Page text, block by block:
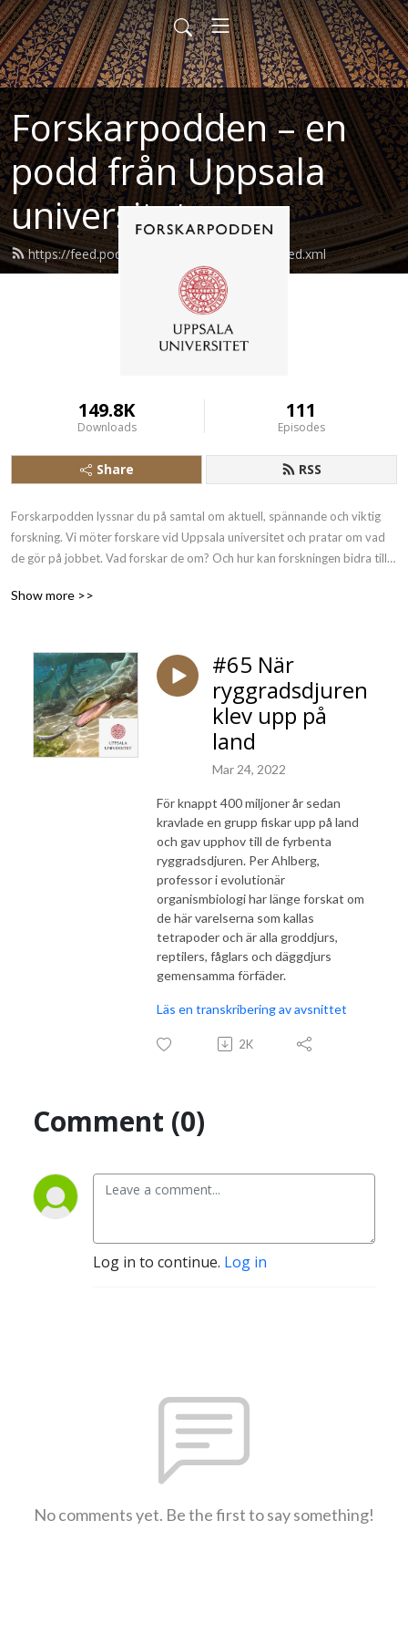
Forskarpodden – en
podd från Uppsala
universitet
https://feed.podbean.com/forskarpodden/feed.xml
149.8K
Downloads
111
Episodes
Share RSS
Forskarpodden lyssnar du på samtal om aktuell, spännande och viktig
forskning. Vi möter forskare vid Uppsala universitet och pratar om vad
de gör på jobbet. Vad forskar de om? Och hur kan forskningen bidra till
Show more >>
#65 När
ryggradsdjuren
klev upp på
land
Mar 24, 2022
För knappt 400 miljoner år sedan
kravlade en grupp fiskar upp på land
och gav upphov till de fyrbenta
ryggradsdjuren. Per Ahlberg,
professor i evolutionär
organismbiologi har länge forskat om
de här varelserna som kallas
tetrapoder och är alla groddjurs,
reptilers, fåglars och däggdjurs
gemensamma förfäder.
Läs en transkribering av avsnittet
2K
Comment (0)
Log in to continue. Log in
No comments yet. Be the first to say something!